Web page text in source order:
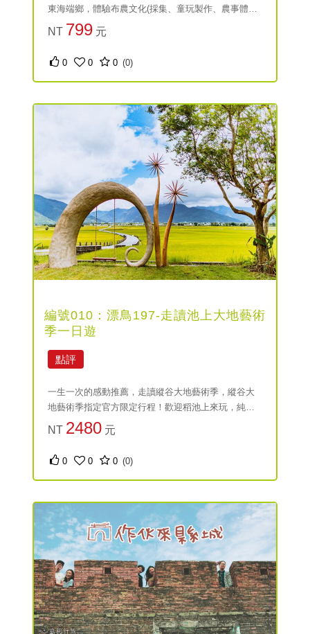
東海端鄉，體驗布農文化(採集、童玩製作、農事體驗
等)、聽耆老說故事與品嚐風味美食。
NT 799 元
0 0 0 (0)
編號010：漂鳥197-走讀池上大地藝術
季一日遊
點評
一生一次的感動推薦，走讀縱谷大地藝術季，縱谷大
地藝術季指定官方限定行程！歡迎稻池上來玩，純樸
與悠閒的生活步調，細細品味這美麗的原鄉，一場視
覺與心靈上的饗宴，生活其實可以很簡單！
NT 2480 元
0 0 0 (0)